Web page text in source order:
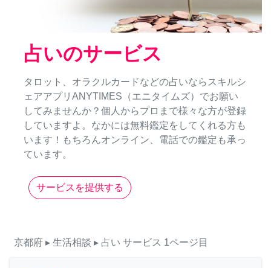
占いのサービス
タロット、オラクルカードなどの占いならスキルシ
ェアアプリANYTIMES（エニタイムズ）でお願い
してみませんか？個人からプロまで様々な方が登録
していますよ。なかには無料鑑定をしてくれる方も
います！もちろんオンライン、電話での鑑定も承っ
ています。
サービスを提供する
京都府 ▸ 生活相談 ▸ 占い サービス 1ページ目